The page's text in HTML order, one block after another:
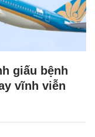
giấu bệnh
vĩnh viễn